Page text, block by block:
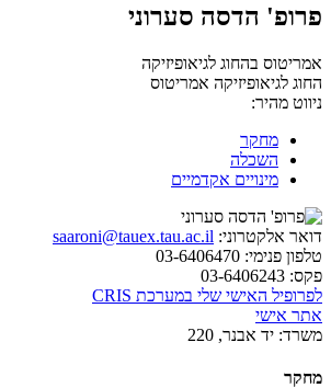
פרופ' הדסה סערוני
אמריטוס בהחוג לגיאופיזיקה
החוג לגיאופיזיקה אמריטוס
ניווט מהיר:
מחקר
השכלה
מינויים אקדמיים
דואר אלקטרוני: saaroni@tauex.tau.ac.il
טלפון פנימי:
פקס:
לפרופיל האישי שלי במערכת CRIS
אתר אישי
משרד: יד אבנר, 220
מחקר